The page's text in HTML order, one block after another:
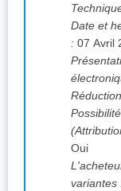
Date et
: 07 Avril
Oui
variantes